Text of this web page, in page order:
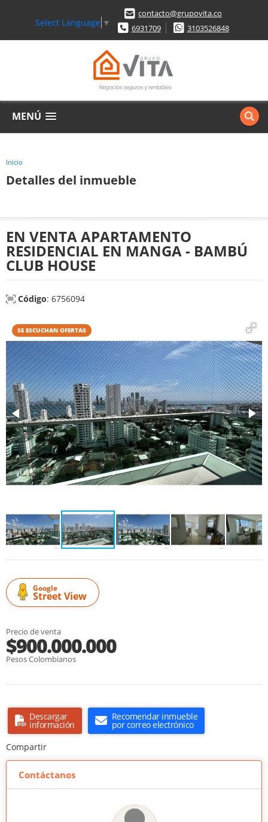
Select Language ▼
contacto@grupovita.co
6931709
3103526848
MENÚ
Inicio
Detalles del inmueble
EN VENTA APARTAMENTO
RESIDENCIAL EN MANGA - BAMBÚ
CLUB HOUSE
Código: 6756094
SE ESCUCHAN OFERTAS
Google
Street View
Precio de venta
$900.000.000
Pesos Colombianos
Descargar
información
Recomendar inmueble
por correo electrónico
Compartir
Contáctanos